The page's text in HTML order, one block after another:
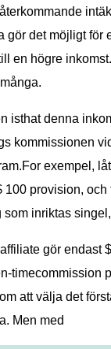
gör det möjligt för
en högre
isthat denna
kommissionen
exempel,
100 provision,
som inriktas
gör endast
timecommission
att välja det
Men med